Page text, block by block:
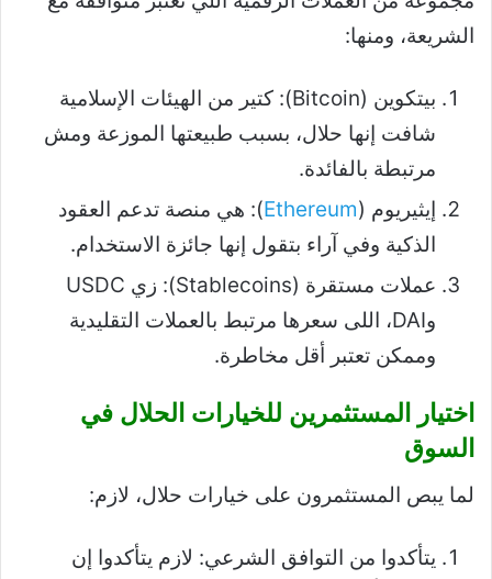
الشريعة، ومنها:
بيتكوين (Bitcoin): كتير من الهيئات الإسلامية
شافت إنها حلال، بسبب طبيعتها الموزعة ومش
مرتبطة بالفائدة.
إيثيريوم (Ethereum): هي منصة تدعم العقود
الذكية وفي آراء بتقول إنها جائزة الاستخدام.
عملات مستقرة (Stablecoins): زي USDC
وDAI، اللى سعرها مرتبط بالعملات التقليدية
وممكن تعتبر أقل مخاطرة.
اختيار المستثمرين للخيارات الحلال في
السوق
لما يبص المستثمرون على خيارات حلال، لازم:
يتأكدوا من التوافق الشرعي: لازم يتأكدوا إن